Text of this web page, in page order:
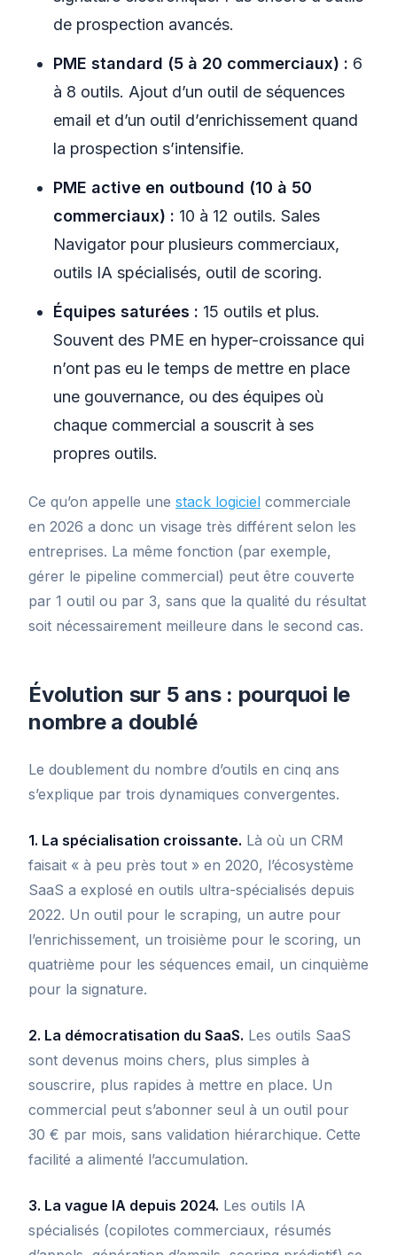
de prospection avancés.
PME standard (5 à 20 commerciaux) : 6
à 8 outils. Ajout d’un outil de séquences
email et d’un outil d’enrichissement quand
la prospection s’intensifie.
PME active en outbound (10 à 50
commerciaux) : 10 à 12 outils. Sales
Navigator pour plusieurs commerciaux,
outils IA spécialisés, outil de scoring.
Équipes saturées : 15 outils et plus.
Souvent des PME en hyper-croissance qui
n’ont pas eu le temps de mettre en place
une gouvernance, ou des équipes où
chaque commercial a souscrit à ses
propres outils.
Ce qu’on appelle une stack logiciel commerciale
en 2026 a donc un visage très différent selon les
entreprises. La même fonction (par exemple,
gérer le pipeline commercial) peut être couverte
par 1 outil ou par 3, sans que la qualité du résultat
soit nécessairement meilleure dans le second cas.
Évolution sur 5 ans : pourquoi le
nombre a doublé
Le doublement du nombre d’outils en cinq ans
s’explique par trois dynamiques convergentes.
1. La spécialisation croissante. Là où un CRM
faisait « à peu près tout » en 2020, l’écosystème
SaaS a explosé en outils ultra-spécialisés depuis
2022. Un outil pour le scraping, un autre pour
l’enrichissement, un troisième pour le scoring, un
quatrième pour les séquences email, un cinquième
pour la signature.
2. La démocratisation du SaaS. Les outils SaaS
sont devenus moins chers, plus simples à
souscrire, plus rapides à mettre en place. Un
commercial peut s’abonner seul à un outil pour
30 € par mois, sans validation hiérarchique. Cette
facilité a alimenté l’accumulation.
3. La vague IA depuis 2024. Les outils IA
spécialisés (copilotes commerciaux, résumés